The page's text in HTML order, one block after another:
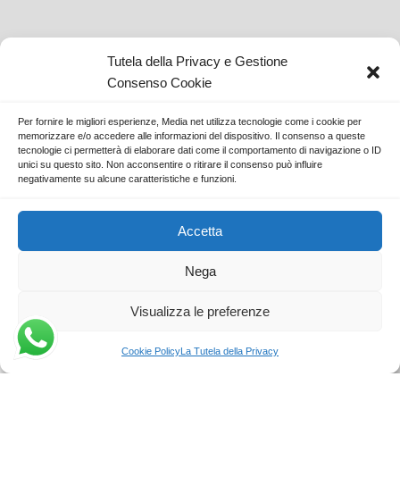
Tutela della Privacy e Gestione
Consenso Cookie
Per fornire le migliori esperienze, Media net utilizza tecnologie come i cookie per
memorizzare e/o accedere alle informazioni del dispositivo. Il consenso a queste
tecnologie ci permetterà di elaborare dati come il comportamento di navigazione o ID
unici su questo sito. Non acconsentire o ritirare il consenso può influire
negativamente su alcune caratteristiche e funzioni.
Accetta
Nega
Visualizza le preferenze
Cookie PolicyLa Tutela della Privacy
Ordini di Servizio (ODS)
Tutela della Privacy
Cookie Policy
Tickets
Scarica l'App